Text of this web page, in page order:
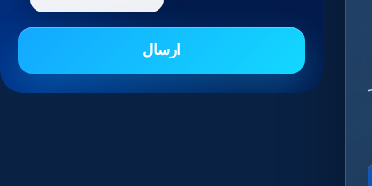
ارسال